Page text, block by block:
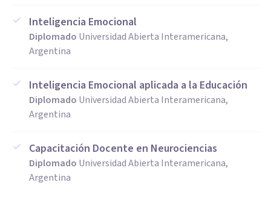
Inteligencia Emocional
Diplomado Universidad Abierta Interamericana,
Argentina
Inteligencia Emocional aplicada a la Educación
Diplomado Universidad Abierta Interamericana,
Argentina
Capacitación Docente en Neurociencias
Diplomado Universidad Abierta Interamericana,
Argentina